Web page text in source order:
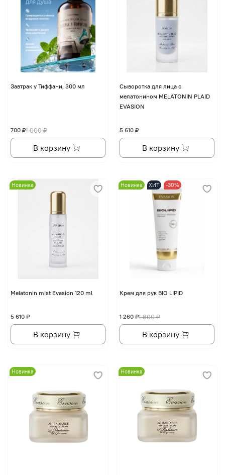
Завтрак у Тиффани, 300 мл
1 000 ₽
700 ₽
В корзину
Сыворотка для лица с
мелатонином MELATONIN PLAID
EVASION
5 610 ₽
В корзину
Новинка
Melatonin mist Evasion 120 ml
5 610 ₽
В корзину
Новинка ХИТ -30%
Крем для рук BIO LIPID
1 800 ₽
1 260 ₽
В корзину
Новинка Новинка